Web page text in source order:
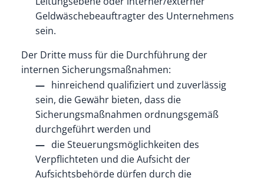
Geldwäschebeauftragter des Unternehmens
sein.
Der Dritte muss für die Durchführung der
internen Sicherungsmaßnahmen:
hinreichend qualifiziert und zuverlässig
sein, die Gewähr bieten, dass die
Sicherungsmaßnahmen ordnungsgemäß
durchgeführt werden und
die Steuerungsmöglichkeiten des
Verpflichteten und die Aufsicht der
Aufsichtsbehörde dürfen durch die